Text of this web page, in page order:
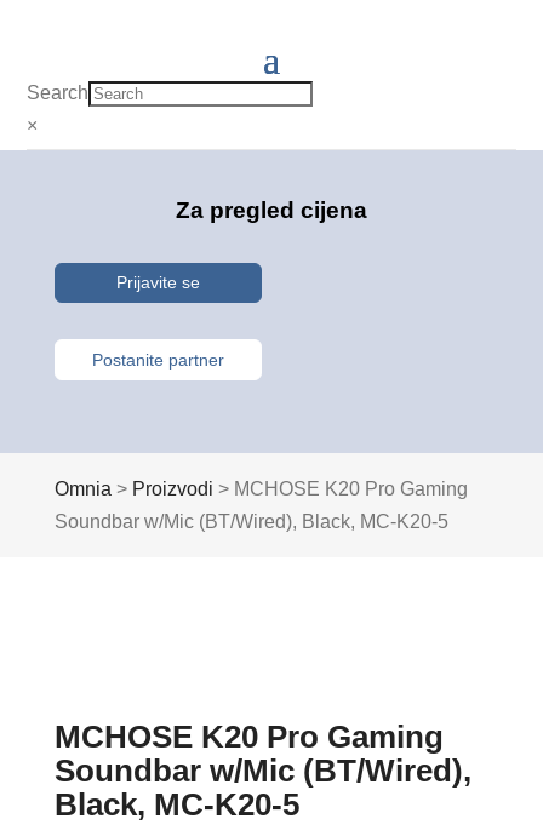
Search
×
Za pregled cijena
Prijavite se
Postanite partner
Omnia > Proizvodi > MCHOSE K20 Pro Gaming
Soundbar w/Mic (BT/Wired), Black, MC-K20-5
MCHOSE K20 Pro Gaming
Soundbar w/Mic (BT/Wired),
Black, MC-K20-5